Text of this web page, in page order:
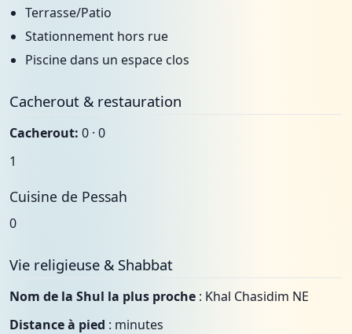
Terrasse/Patio
Stationnement hors rue
Piscine dans un espace clos
Cacherout & restauration
Cacherout: 0 · 0
1
Cuisine de Pessah
0
Vie religieuse & Shabbat
Nom de la Shul la plus proche : Khal Chasidim NE
Distance à pied : minutes